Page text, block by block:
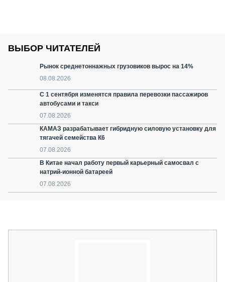
ВЫБОР ЧИТАТЕЛЕЙ
Рынок среднетоннажных грузовиков вырос на 14%
08.08.2026
С 1 сентября изменятся правила перевозки пассажиров
автобусами и такси
07.08.2026
КАМАЗ разрабатывает гибридную силовую установку для
тягачей семейства К6
07.08.2026
В Китае начал работу первый карьерный самосвал с
натрий-ионной батареей
07.08.2026